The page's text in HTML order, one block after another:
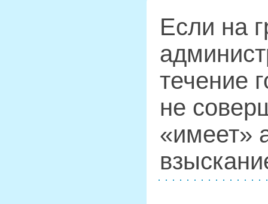
Если на
течение
не
«имеет»